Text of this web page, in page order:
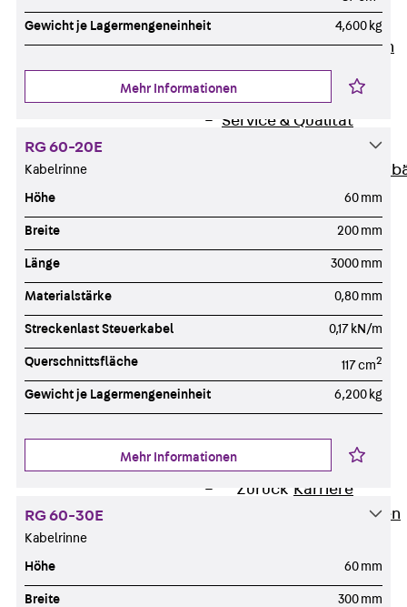
Unternehmen
Zurück Unternehmen
Über PohlCon
Werte & Philosophie
Service & Qualität
Mitgliedschaften &
Zurück Aktuelles
Zurück Kontakt
Technische Beratung
Newsletter
Presse
Karriere
Zurück Karriere
Stellenausschreibungen
Gewicht je Lagermengeneinheit 4,600 kg
Mehr Informationen
RG 60-20E
Kabelrinne
Höhe 60 mm
Breite 200 mm
Länge 3000 mm
Materialstärke 0,80 mm
Streckenlast Steuerkabel 0,17 kN/m
Querschnittsfläche 117 cm2
Gewicht je Lagermengeneinheit 6,200 kg
Mehr Informationen
RG 60-30E
Kabelrinne
Höhe 60 mm
Breite 300 mm